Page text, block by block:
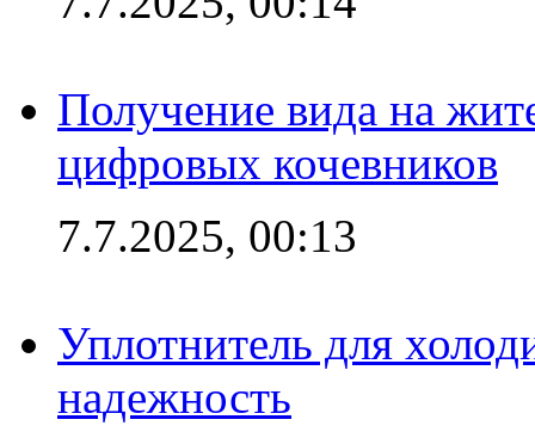
Получение вида на
цифровых кочевников
7.7.2025, 00:13
Уплотнитель для
надежность